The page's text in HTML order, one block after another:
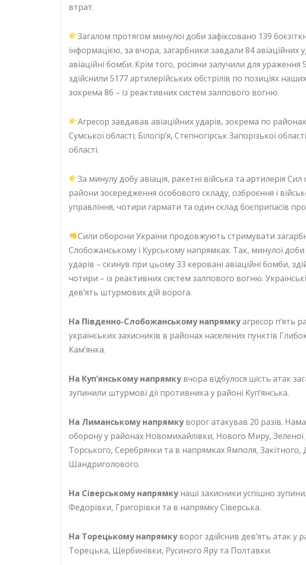
втрат.
Загалом протягом минулої доби зафіксовано 139
інформацією, за вчора, загарбники завдали 84 авіаційних
авіаційні бомби. Крім того, росіяни залучили для ураження
здійснили 5177 артилерійських обстрілів по позиціях
зокрема 86 – із реактивних систем залпового вогню.
Агресор завдавав авіаційних ударів, зокрема по
Сумської області; Білогір’я, Степногірськ Запорізької
області.
За минулу добу авіація, ракетні війська та артилерія
райони зосередження особового складу, озброєння і
управління, чотири гармати та один склад боєприпасів
Сили оборони України продовжують стримувати
Слобожанському і Курському напрямках. Так, минулої
ударів – скинув при цьому 33 керовані авіаційні бомби,
чотири – із реактивних систем залпового вогню.
дев’ять штурмових дій ворога.
На Південно-Слобожанському напрямкуагресор п’ять
українських захисників в районах населених пунктів
Кам’янка.
На Куп’янському напрямкувчора відбулося шість атак
зупинили штурмові дії противника у районі Куп’янська.
На Лиманському напрямкуворог атакував 20 разів.
оборону у районах Новомихайлівки, Нового Миру, Зеленої
Торського, Серебрянки та в напрямках Ямполя, Закітного,
Шандриголового.
На Сіверському напрямкунаші захисники успішно
Федорівки, Григорівки та в напрямку Сіверська.
На Торецькому напрямкуворог здійснив дев’ять атак у
Торецька, Щербинівки, Русиного Яру та Полтавки.